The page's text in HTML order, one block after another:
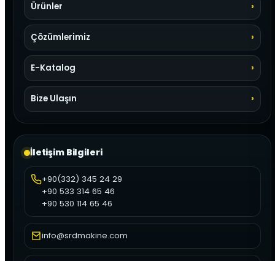
Ürünler
Çözümlerimiz
E-Katalog
Bize Ulaşın
İletişim Bilgileri
+90(332) 345 24 29
+90 533 314 65 46
+90 530 114 65 46
info@srdmakine.com